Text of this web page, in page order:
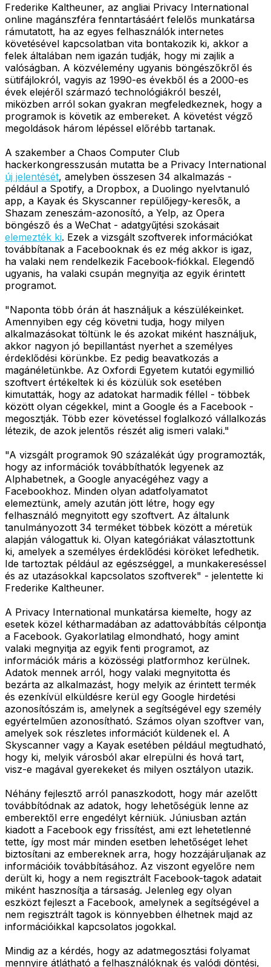
Frederike Kaltheuner, az angliai Privacy International
online magánszféra fenntartásáért felelős munkatársa
rámutatott, ha az egyes felhasználók internetes
követésével kapcsolatban vita bontakozik ki, akkor a
felek általában nem igazán tudják, hogy mi zajlik a
valóságban. A közvélemény ugyanis böngészőkről és
sütifájlokról, vagyis az 1990-es évekből és a 2000-es
évek elejéről származó technológiákról beszél,
miközben arról sokan gyakran megfeledkeznek, hogy a
programok is követik az embereket. A követést végző
megoldások három lépéssel előrébb tartanak.
A szakember a Chaos Computer Club
hackerkongresszusán mutatta be a Privacy International
új jelentését, amelyben összesen 34 alkalmazás -
például a Spotify, a Dropbox, a Duolingo nyelvtanuló
app, a Kayak és Skyscanner repülőjegy-keresők, a
Shazam zeneszám-azonosító, a Yelp, az Opera
böngésző és a WeChat - adatgyűjtési szokásait
elemezték ki. Ezek a vizsgált szoftverek információkat
továbbítanak a Facebooknak és ez még akkor is igaz,
ha valaki nem rendelkezik Facebook-fiókkal. Elegendő
ugyanis, ha valaki csupán megnyitja az egyik érintett
programot.
"Naponta több órán át használjuk a készülékeinket.
Amennyiben egy cég követni tudja, hogy milyen
alkalmazásokat töltünk le és azokat miként használjuk,
akkor nagyon jó bepillantást nyerhet a személyes
érdeklődési körünkbe. Ez pedig beavatkozás a
magánéletünkbe. Az Oxfordi Egyetem kutatói egymillió
szoftvert értékeltek ki és közülük sok esetében
kimutatták, hogy az adatokat harmadik féllel - többek
között olyan cégekkel, mint a Google és a Facebook -
megosztják. Több ezer követéssel foglalkozó vállalkozás
létezik, de azok jelentős részét alig ismeri valaki."
"A vizsgált programok 90 százalékát úgy programozták,
hogy az információk továbbíthatók legyenek az
Alphabetnek, a Google anyacégéhez vagy a
Facebookhoz. Minden olyan adatfolyamatot
elemeztünk, amely azután jött létre, hogy egy
felhasználó megnyitott egy szoftvert. Az általunk
tanulmányozott 34 terméket többek között a méretük
alapján válogattuk ki. Olyan kategóriákat választottunk
ki, amelyek a személyes érdeklődési köröket lefedhetik.
Ide tartoztak például az egészséggel, a munkakereséssel
és az utazásokkal kapcsolatos szoftverek" - jelentette ki
Frederike Kaltheuner.
A Privacy International munkatársa kiemelte, hogy az
esetek közel kétharmadában az adattovábbítás célpontja
a Facebook. Gyakorlatilag elmondható, hogy amint
valaki megnyitja az egyik fenti programot, az
információk máris a közösségi platformhoz kerülnek.
Adatok mennek arról, hogy valaki megnyitotta és
bezárta az alkalmazást, hogy melyik az érintett termék
és ezenkívül elküldésre kerül egy Google hirdetési
azonosítószám is, amelynek a segítségével egy személy
egyértelműen azonosítható. Számos olyan szoftver van,
amelyek sok részletes információt küldenek el. A
Skyscanner vagy a Kayak esetében például megtudható,
hogy ki, melyik városból akar elrepülni és hová tart,
visz-e magával gyerekeket és milyen osztályon utazik.
Néhány fejlesztő arról panaszkodott, hogy már azelőtt
továbbítódnak az adatok, hogy lehetőségük lenne az
emberektől erre engedélyt kérniük. Júniusban aztán
kiadott a Facebook egy frissítést, ami ezt lehetetlenné
tette, így most már minden esetben lehetőséget lehet
biztosítani az embereknek arra, hogy hozzájáruljanak az
információik továbbításához. Az viszont egyelőre nem
derült ki, hogy a nem regisztrált Facebook-tagok adatait
miként hasznosítja a társaság. Jelenleg egy olyan
eszközt fejleszt a Facebook, amelynek a segítségével a
nem regisztrált tagok is könnyebben élhetnek majd az
információikkal kapcsolatos jogokkal.
Mindig az a kérdés, hogy az adatmegosztási folyamat
mennyire átlátható a felhasználóknak és valódi döntési,